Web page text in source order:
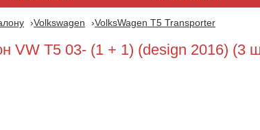
Volkswagen VolksWagen T5 Transporter
VW T5 03- (1 + 1) (design 2016) (3